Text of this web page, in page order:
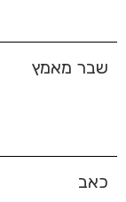
שבר מאמץ
כאב